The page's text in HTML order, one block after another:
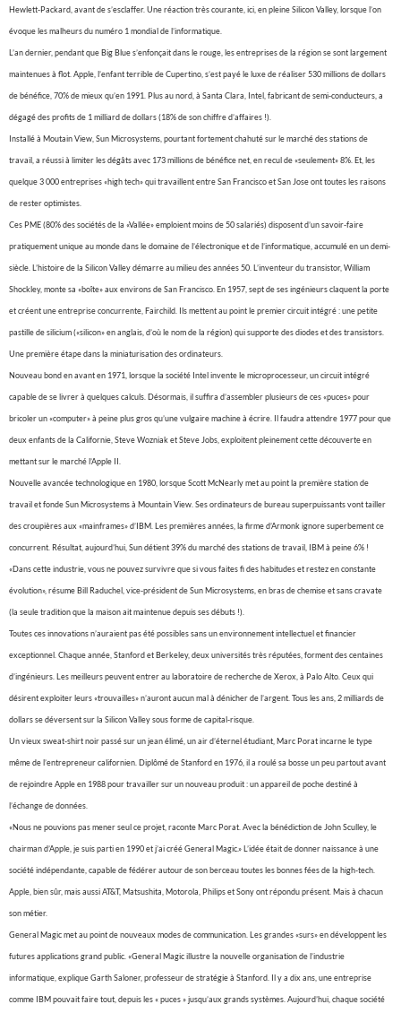
Hewlett-Packard, avant de s’esclaffer. Une réaction très courante, ici, en pleine Silicon Valley, lorsque l’on
évoque les malheurs du numéro 1 mondial de l’informatique.
L’an dernier, pendant que Big Blue s’enfonçait dans le rouge, les entreprises de la région se sont largement
maintenues à flot. Apple, l’enfant terrible de Cupertino, s’est payé le luxe de réaliser 530 millions de dollars
de bénéfice, 70% de mieux qu’en 1991. Plus au nord, à Santa Clara, Intel, fabricant de semi-conducteurs, a
dégagé des profits de 1 milliard de dollars (18% de son chiffre d’affaires !).
Installé à Moutain View, Sun Microsystems, pourtant fortement chahuté sur le marché des stations de
travail, a réussi à limiter les dégâts avec 173 millions de bénéfice net, en recul de «seulement» 8%. Et, les
quelque 3 000 entreprises «high tech» qui travaillent entre San Francisco et San Jose ont toutes les raisons
de rester optimistes.
Ces PME (80% des sociétés de la «Vallée» emploient moins de 50 salariés) disposent d’un savoir-faire
pratiquement unique au monde dans le domaine de l’électronique et de l’informatique, accumulé en un demi-
siècle. L’histoire de la Silicon Valley démarre au milieu des années 50. L’inventeur du transistor, William
Shockley, monte sa «boîte» aux environs de San Francisco. En 1957, sept de ses ingénieurs claquent la porte
et créent une entreprise concurrente, Fairchild. Ils mettent au point le premier circuit intégré : une petite
pastille de silicium («silicon» en anglais, d’où le nom de la région) qui supporte des diodes et des transistors.
Une première étape dans la miniaturisation des ordinateurs.
Nouveau bond en avant en 1971, lorsque la société Intel invente le microprocesseur, un circuit intégré
capable de se livrer à quelques calculs. Désormais, il suffira d’assembler plusieurs de ces «puces» pour
bricoler un «computer» à peine plus gros qu’une vulgaire machine à écrire. Il faudra attendre 1977 pour que
deux enfants de la Californie, Steve Wozniak et Steve Jobs, exploitent pleinement cette découverte en
mettant sur le marché l’Apple II.
Nouvelle avancée technologique en 1980, lorsque Scott McNearly met au point la première station de
travail et fonde Sun Microsystems à Mountain View. Ses ordinateurs de bureau superpuissants vont tailler
des croupières aux «mainframes» d’IBM. Les premières années, la firme d’Armonk ignore superbement ce
concurrent. Résultat, aujourd’hui, Sun détient 39% du marché des stations de travail, IBM à peine 6% !
«Dans cette industrie, vous ne pouvez survivre que si vous faites fi des habitudes et restez en constante
évolution», résume Bill Raduchel, vice-président de Sun Microsystems, en bras de chemise et sans cravate
(la seule tradition que la maison ait maintenue depuis ses débuts !).
Toutes ces innovations n’auraient pas été possibles sans un environnement intellectuel et financier
exceptionnel. Chaque année, Stanford et Berkeley, deux universités très réputées, forment des centaines
d’ingénieurs. Les meilleurs peuvent entrer au laboratoire de recherche de Xerox, à Palo Alto. Ceux qui
désirent exploiter leurs «trouvailles» n’auront aucun mal à dénicher de l’argent. Tous les ans, 2 milliards de
dollars se déversent sur la Silicon Valley sous forme de capital-risque.
Un vieux sweat-shirt noir passé sur un jean élimé, un air d’éternel étudiant, Marc Porat incarne le type
même de l’entrepreneur californien. Diplômé de Stanford en 1976, il a roulé sa bosse un peu partout avant
de rejoindre Apple en 1988 pour travailler sur un nouveau produit : un appareil de poche destiné à
l’échange de données.
«Nous ne pouvions pas mener seul ce projet, raconte Marc Porat. Avec la bénédiction de John Sculley, le
chairman d’Apple, je suis parti en 1990 et j’ai créé General Magic.» L’idée était de donner naissance à une
société indépendante, capable de fédérer autour de son berceau toutes les bonnes fées de la high-tech.
Apple, bien sûr, mais aussi AT&T, Matsushita, Motorola, Philips et Sony ont répondu présent. Mais à chacun
son métier.
General Magic met au point de nouveaux modes de communication. Les grandes «surs» en développent les
futures applications grand public. «General Magic illustre la nouvelle organisation de l’industrie
informatique, explique Garth Saloner, professeur de stratégie à Stanford. Il y a dix ans, une entreprise
comme IBM pouvait faire tout, depuis les « puces » jusqu’aux grands systèmes. Aujourd’hui, chaque société